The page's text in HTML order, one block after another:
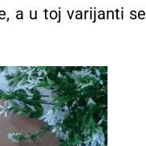
a u toj varijanti